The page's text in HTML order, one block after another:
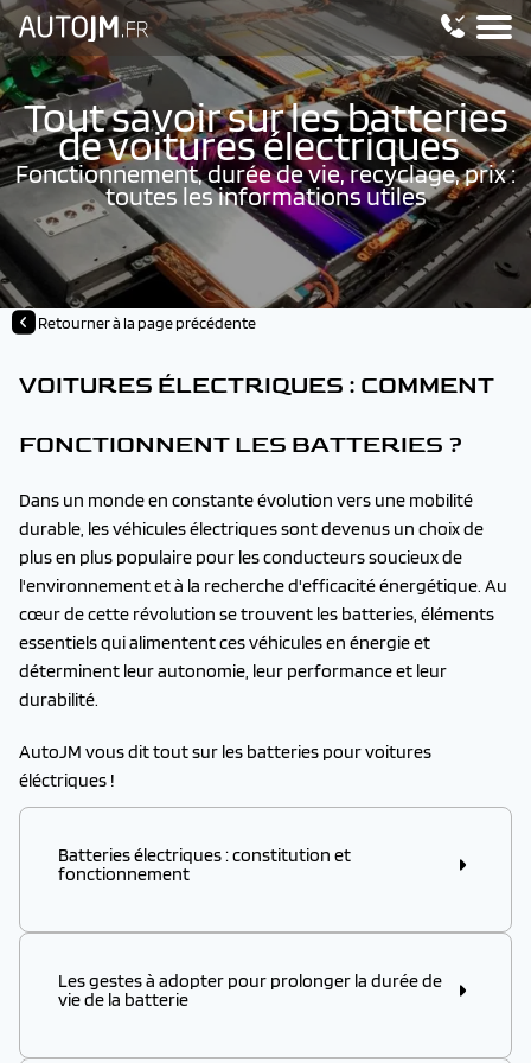
Tout savoir sur les batteries
de voitures électriques
Fonctionnement, durée de vie, recyclage, prix :
toutes les informations utiles
Retourner à la page précédente
VOITURES ÉLECTRIQUES : COMMENT
FONCTIONNENT LES BATTERIES ?
Dans un monde en constante évolution vers une mobilité
durable, les véhicules électriques sont devenus un choix de
plus en plus populaire pour les conducteurs soucieux de
l'environnement et à la recherche d'efficacité énergétique. Au
cœur de cette révolution se trouvent les batteries, éléments
essentiels qui alimentent ces véhicules en énergie et
déterminent leur autonomie, leur performance et leur
durabilité.
AutoJM vous dit tout sur les batteries pour voitures
éléctriques !
Batteries électriques : constitution et
fonctionnement
électrique, les batteries assurent l’alimentation de la
voiture et inversent le processus pour sa recharge.
Les gestes à adopter pour prolonger la durée de
vie de la batterie